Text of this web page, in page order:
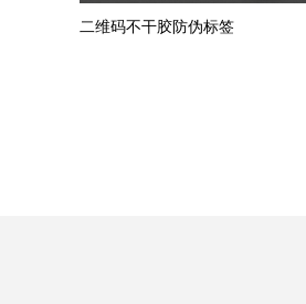
二维码不干胶防伪标签